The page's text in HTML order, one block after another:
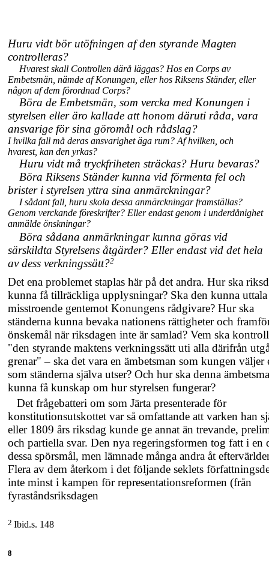
Huru vidt bör utöfningen af den styrande Magten
controlleras?
Hvarest skall Controllen därå läggas? Hos en Corps av
Embetsmän, nämde af Konungen, eller hos Riksens Ständer, eller
någon af dem förordnad Corps?
Böra de Embetsmän, som vercka med Konungen i
styrelsen eller äro kallade att honom däruti råda, vara
ansvarige för sina göromål och rådslag?
I hvilka fall må deras ansvarighet äga rum? Af hvilken, och
hvarest, kan den yrkas?
Huru vidt må tryckfriheten sträckas? Huru bevaras?
Böra Riksens Ständer kunna vid förmenta fel och
brister i styrelsen yttra sina anmärckningar?
I sådant fall, huru skola dessa anmärckningar framställas?
Genom verckande föreskrifter? Eller endast genom i underdånighet
anmälde önskningar?
Böra sådana anmärkningar kunna göras vid
särskildta Styrelsens åtgärder? Eller endast vid det hela
av dess verkningssätt?2
Det ena problemet staplas här på det andra. Hur ska
kunna få tillräckliga upplysningar? Ska den kunna
misstroende gentemot Konungens rådgivare? Hur ska
ständerna kunna bevaka nationens rättigheter och
önskemål när riksdagen inte är samlad? Vem ska
"den styrande maktens verkningssätt uti alla därifrån
grenar" – ska det vara en ämbetsman som kungen väljer
som ständerna själva utser? Och hur ska denna
kunna få kunskap om hur styrelsen fungerar?
Det frågebatteri om som Järta presenterade för
konstitutionsutskottet var så omfattande att varken han
eller 1809 års riksdag kunde ge annat än trevande,
och partiella svar. Den nya regeringsformen tog fatt i en
dessa spörsmål, men lämnade många andra åt
Flera av dem återkom i det följande seklets
inte minst i kampen för representationsreformen (från
fyraståndsriksdagen
2 Ibid.s. 148
8